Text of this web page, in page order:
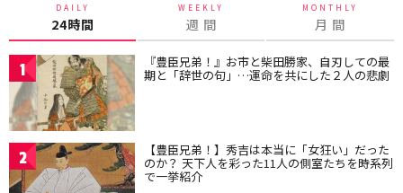
DAILY
24時間
WEEKLY
週 間
MONTHLY
月 間
1 『豊臣兄弟！』お市と柴田勝家、自刃しての最
期と「辞世の句」…運命を共にした２人の悲劇
2 【豊臣兄弟！】秀吉は本当に「女狂い」だった
のか？ 天下人を彩った11人の側室たちを時系列
で一挙紹介